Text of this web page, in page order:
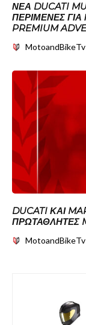
ΝΈΑ DUCATI
ΠΕΡΊΜΕΝΕΣ
PREMIUM
MotoandBikeTv
DUCATI ΚΑΙ
ΠΡΩΤΑΘΛΗΤΈΣ
MotoandBikeTv